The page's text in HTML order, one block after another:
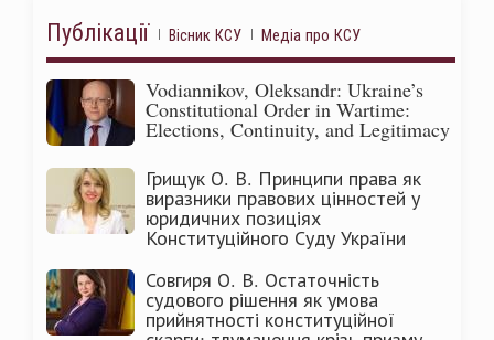
Публікації Вісник КСУ Медіа про КСУ
Vodiannikov, Oleksandr: Ukraine’s
Constitutional Order in Wartime:
Elections, Continuity, and Legitimacy
Грищук О. В. Принципи права як
виразники правових цінностей у
юридичних позиціях
Конституційного Суду України
Совгиря О. В. Остаточність
судового рішення як умова
прийнятності конституційної